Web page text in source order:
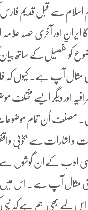
اسلام سے قبل قدیم
کا ایران اور آخری حصہ
کو تفصیل کے ساتھ
مثال آپ ہے۔ کیوں کہ
اور دیگر ایسے مختلف
مصنف اُن تمام
اشارات سے بخوبی
کے ان گوشوں سے
اپنی مثال آپ ہے. اس
لیے بھی اہم ہے کہ